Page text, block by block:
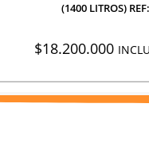
(1400 LITROS)
$18.200.000